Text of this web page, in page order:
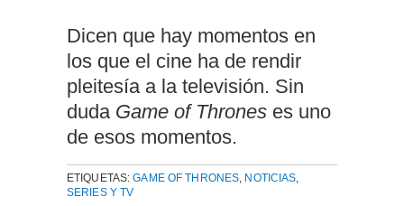
Dicen que hay momentos en
los que el cine ha de rendir
pleitesía a la televisión. Sin
duda Game of Thrones es uno
de esos momentos.
ETIQUETAS:GAME OF THRONES, NOTICIAS,
SERIES Y TV